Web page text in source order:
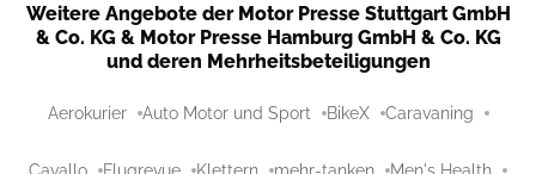
Weitere Angebote der Motor Presse Stuttgart GmbH
& Co. KG & Motor Presse Hamburg GmbH & Co. KG
und deren Mehrheitsbeteiligungen
Aerokurier Auto Motor und Sport BikeX Caravaning
Cavallo Flugrevue Klettern mehr-tanken Men's Health